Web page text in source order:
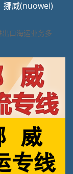
挪威(nuowei)
口海运业务多